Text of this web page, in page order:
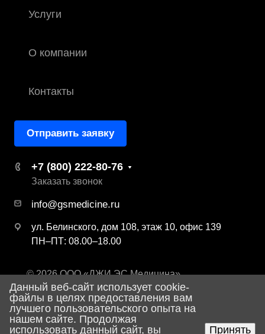
Услуги
О компании
Контакты
Отправить заявку
+7 (800) 222-80-76
Заказать звонок
info@gsmedicine.ru
ул. Белинского, дом 108, этаж 10, офис 139
ПН–ПТ: 08.00–18.00
© 2026 ООО «ДЖИ ЭС Медицина»
Политика конфиденциальности
Данный веб-сайт использует cookie-
файлы в целях предоставления вам
лучшего пользовательского опыта на
нашем сайте. Продолжая
использовать данный сайт, вы
Принять